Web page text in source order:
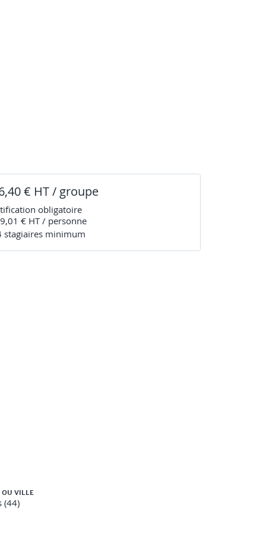
€ HT / groupe
obligatoire
€ HT / personne
stagiaires minimum
OU VILLE
(44)